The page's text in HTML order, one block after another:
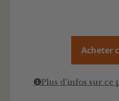
Acheter
Plus d'infos sur ce